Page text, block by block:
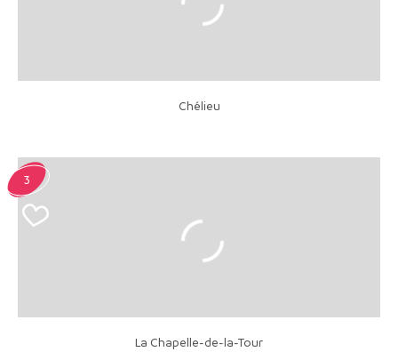
Chélieu
La Chapelle-de-la-Tour
3